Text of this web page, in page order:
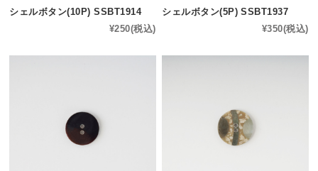
シェルボタン(10P) SSBT1914
¥250(税込)
シェルボタン(5P) SSBT1937
¥350(税込)